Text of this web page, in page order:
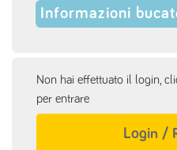
Informazioni
Non hai effettuato il login,
per entrare
Login /